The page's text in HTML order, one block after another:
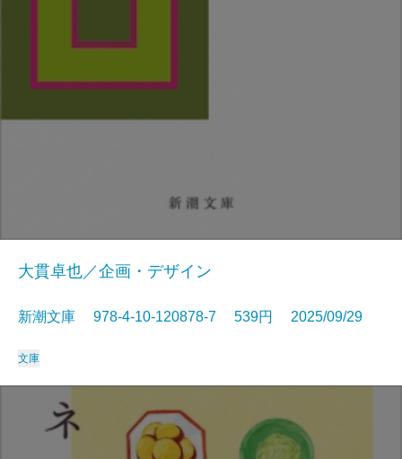
大貫卓也／企画・デザイン
新潮文庫 978-4-10-120878-7 539円 2025/09/29
文庫